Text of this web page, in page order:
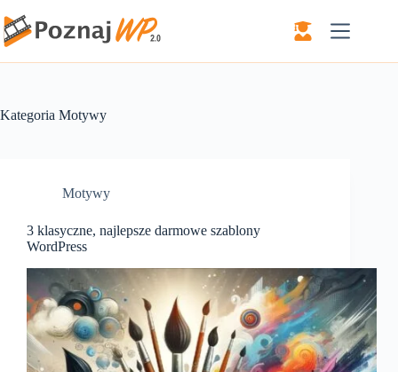
do
treści
Kategoria Motywy
Motywy
3 klasyczne, najlepsze darmowe szablony
WordPress